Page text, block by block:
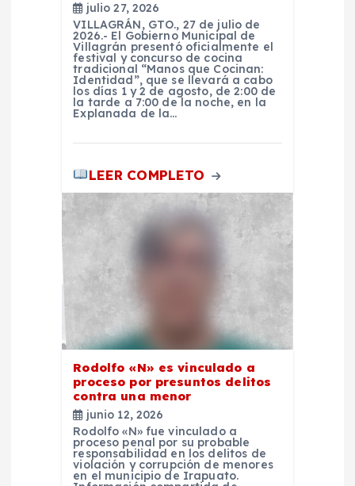
julio 27, 2026
VILLAGRÁN, GTO., 27 de julio de
2026.- El Gobierno Municipal de
Villagrán presentó oficialmente el
festival y concurso de cocina
tradicional “Manos que Cocinan:
Identidad”, que se llevará a cabo
los días 1 y 2 de agosto, de 2:00 de
la tarde a 7:00 de la noche, en la
Explanada de la…
LEER COMPLETO
Rodolfo «N» es vinculado a
proceso por presuntos delitos
contra una menor
junio 12, 2026
Rodolfo «N» fue vinculado a
proceso penal por su probable
responsabilidad en los delitos de
violación y corrupción de menores
en el municipio de Irapuato.